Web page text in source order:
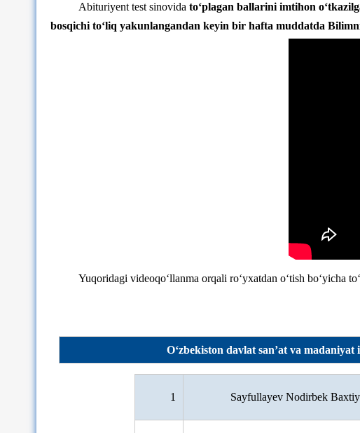
Abituriyent test sinovida toʻplagan ballarini imtihon
bosqichi toʻliq yakunlangandan keyin bir hafta muddatda
Yuqoridagi videoqo‘llanma orqali ro‘yxatdan o‘tish bo‘yicha
О‘zbekiston davlat san’at va
1 Sayfullayev Nodirbek